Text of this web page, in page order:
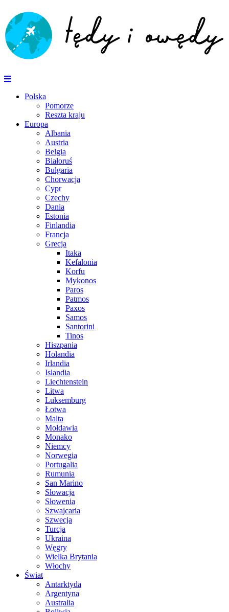
Polska
Pomorze
Reszta kraju
Europa
Albania
Austria
Belgia
Białoruś
Bułgaria
Chorwacja
Cypr
Czechy
Dania
Estonia
Finlandia
Francja
Grecja
Itaka
Kefalonia
Korfu
Mykonos
Paros
Patmos
Paxos
Samos
Santorini
Tinos
Hiszpania
Holandia
Irlandia
Islandia
Liechtenstein
Litwa
Luksemburg
Łotwa
Malta
Mołdawia
Monako
Niemcy
Norwegia
Portugalia
Rumunia
San Marino
Słowacja
Słowenia
Szwajcaria
Szwecja
Turcja
Ukraina
Węgry
Wielka Brytania
Włochy
Świat
Antarktyda
Argentyna
Australia